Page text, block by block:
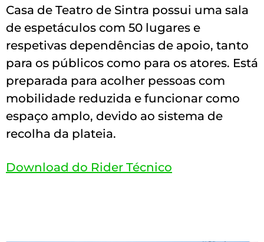
Casa de Teatro de Sintra possui uma sala
de espetáculos com 50 lugares e
respetivas dependências de apoio, tanto
para os públicos como para os atores. Está
preparada para acolher pessoas com
mobilidade reduzida e funcionar como
espaço amplo, devido ao sistema de
recolha da plateia.
Download do Rider Técnico